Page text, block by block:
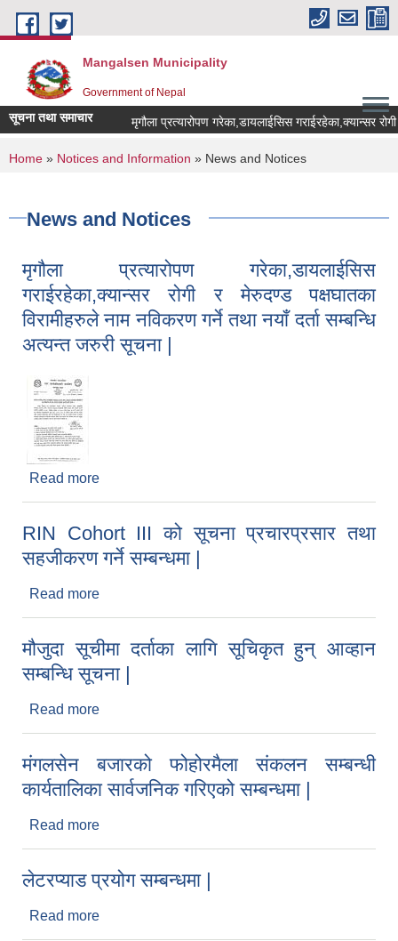
Skip to main content
Mangalsen Municipality
Government of Nepal
सूचना तथा समाचार
You are here
Home » Notices and Information » News and Notices
News and Notices
मृगौला प्रत्यारोपण गरेका,डायलाईसिस
गराईरहेका,क्यान्सर रोगी र मेरुदण्ड पक्षघातका
विरामीहरुले नाम नविकरण गर्ने तथा नयाँ दर्ता सम्बन्धि
अत्यन्त जरुरी सूचना |
Read more
सूचना |
RIN Cohort III को सूचना प्रचारप्रसार तथा
सहजीकरण गर्ने सम्बन्धमा |
Read more
मौजुदा सूचीमा दर्ताका लागि सूचिकृत हुन् आव्हान
सम्बन्धि सूचना |
Read more
मंगलसेन बजारको फोहोरमैला संकलन सम्बन्धी
कार्यतालिका सार्वजनिक गरिएको सम्बन्धमा |
Read more
लेटरप्याड प्रयोग सम्बन्धमा |
Read more